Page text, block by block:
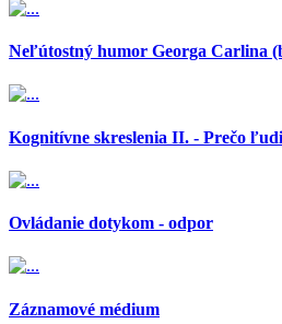
Neľútostný humor Georga Carlina
Kognitívne skreslenia II. - Prečo
Ovládanie dotykom - odpor
Záznamové médium